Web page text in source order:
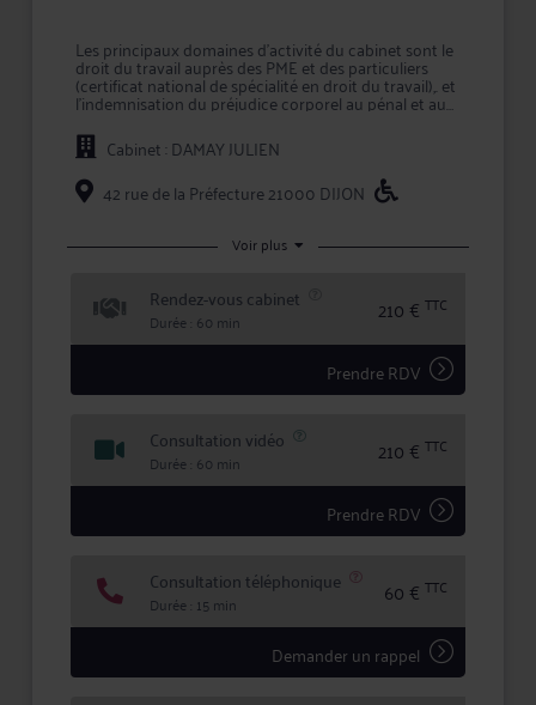
Les principaux domaines d'activité du cabinet sont le
droit du travail auprès des PME et des particuliers
(certificat national de spécialité en droit du travail),. et
l'indemnisation du préjudice corporel au pénal et au
civil (accidents médicaux, routiers, de sport et
défense des victimes d'infractions pénales).
J'accompagne notamment les salariés dans la gestion
des conflits avec leurs employeurs : licenciement
pour motif disciplinaire ou économique, proposition
d'accident du travail, pressions morales.
Mon expérience du contentieux permet de viser les
meilleures indemnisations par les tribunaux.
S'agissant des particuliers, mon idée est de devenir un
interlocuteur de référence pour les difficultés que les
particuliers rencontrent au quotidien, en leur offrant
les garanties de compétence, d'indépendance et de
www.damay-avocats.fr
Cabinet : DAMAY JULIEN
42 rue de la Préfecture 21000 DIJON
Voir plus
Rendez-vous cabinet
Durée : 60 min 210 € TTC
Prendre RDV
Consultation vidéo
Durée : 60 min 210 € TTC
Prendre RDV
Consultation téléphonique
Durée : 15 min 60 € TTC
Demander un rappel